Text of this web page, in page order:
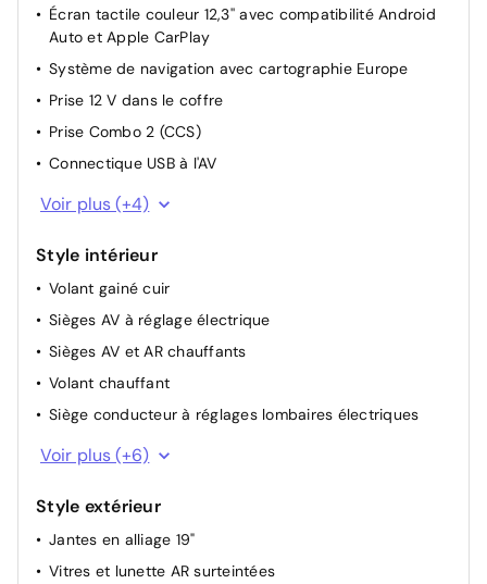
Programmation de la recharge et de la température de
l'habitacle
Ouverture du coffre mains-libres (hauteur ajustable)
Poignées de portes affleurantes automatiques
Rétroviseurs extérieurs électriques, dégivrants et
rabattables électriquement
borne publique (43 kW)
Écran tactile couleur 12,3'' avec compatibilité Android
Auto et Apple CarPlay
Système de navigation avec cartographie Europe
Prise 12 V dans le coffre
Prise Combo 2 (CCS)
Connectique USB à l'AV
Connectique USB à l'AR
navigation embarquée et les services connectés Kia
Connect Live
Affichage tête haute en réalité augmentée (AR HUD)
Système audio Premium Meridian
Voir plus (+4)
Style intérieur
Volant gainé cuir
Sièges AV à réglage électrique
Sièges AV et AR chauffants
Volant chauffant
Siège conducteur à réglages lombaires électriques
Sièges AV ventilés
Eclairage intérieur à LED
Mémoire de position pour le siège conducteur (2
positions mémorisables)
Voir plus (+6)
Style extérieur
Jantes en alliage 19"
Vitres et lunette AR surteintées